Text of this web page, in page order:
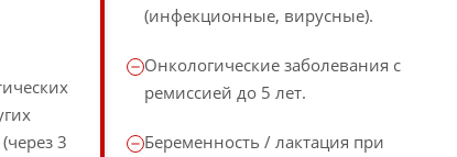
3
(инфекционные, вирусные).
Онкологические заболевания с
ремиссией до 5 лет.
Беременность / лактация при